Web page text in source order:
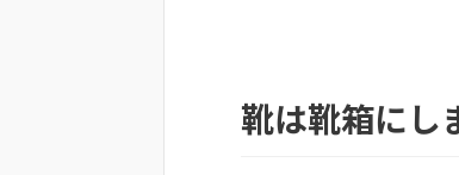
靴は靴箱にし